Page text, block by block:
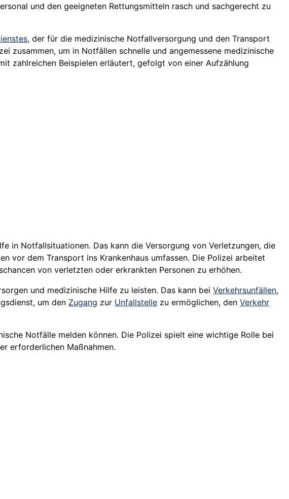
und den geeigneten Rettungsmitteln rasch und sachgerecht zu
, der für die medizinische Notfallversorgung und den Transport
zusammen, um in Notfällen schnelle und angemessene medizinische
zahlreichen Beispielen erläutert, gefolgt von einer Aufzählung
in Notfallsituationen. Das kann die Versorgung von Verletzungen, die
vor dem Transport ins Krankenhaus umfassen. Die Polizei arbeitet
von verletzten oder erkrankten Personen zu erhöhen.
und medizinische Hilfe zu leisten. Das kann bei Verkehrsunfällen,
um den Zugang zur Unfallstelle zu ermöglichen, den Verkehr
Notfälle melden können. Die Polizei spielt eine wichtige Rolle bei
erforderlichen Maßnahmen.